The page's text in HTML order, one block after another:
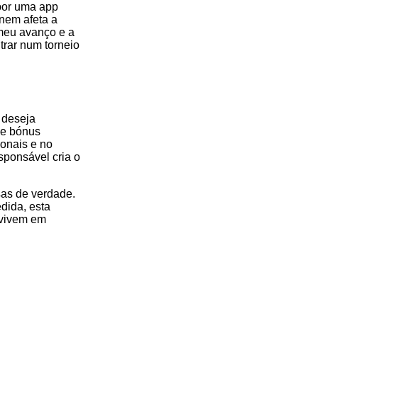
uma app
afeta a
avanço e a
num torneio
bónus
e no
cria o
de verdade.
esta
em